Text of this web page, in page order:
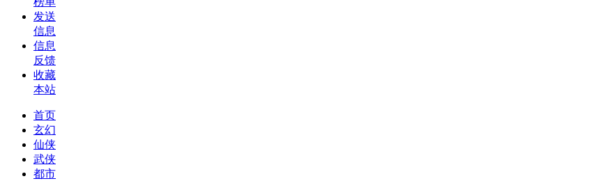
发送
信息
信息
反馈
收藏
本站
首页
玄幻
仙侠
武侠
都市